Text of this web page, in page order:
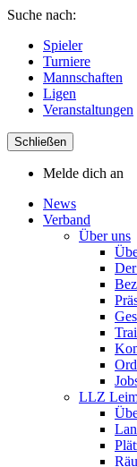
Suche nach:
Spieler
Turniere
Mannschaften
Ligen
Veranstaltungen
Schließen
Melde dich an
News
Verband
Über uns
LLZ